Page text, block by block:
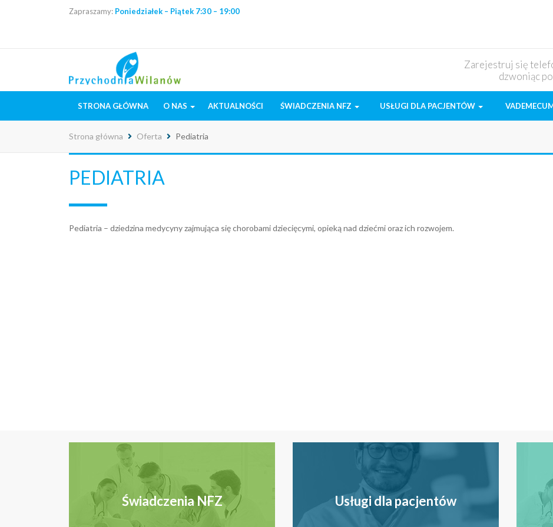
Zapraszamy: Poniedziałek – Piątek 7:30 – 19:00
Zarejestruj się
dzwoniąc
STRONA GŁÓWNA O NAS AKTUALNOŚCI ŚWIADCZENIA NFZ USŁUGI DLA PACJENTÓW
Strona główna Oferta Pediatria
PEDIATRIA
Pediatria – dziedzina medycyny zajmująca się chorobami dziecięcymi, opieką nad dziećmi oraz ich rozwojem.
Świadczenia NFZ Usługi dla pacjentów